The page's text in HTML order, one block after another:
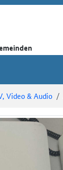
Video & Audio